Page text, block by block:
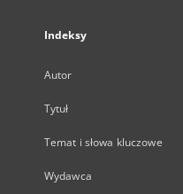
Indeksy
Autor
Tytuł
Temat i słowa kluczowe
Wydawca